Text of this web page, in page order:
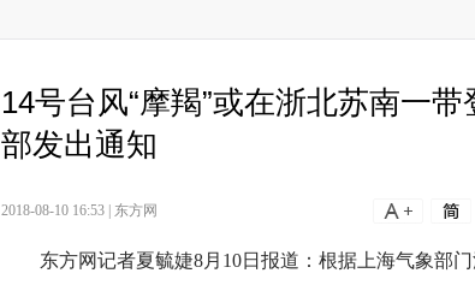
14号台风“摩羯”或在浙北苏南一
部发出通知
2018-08-10 16:53 东方网
东方网记者夏毓婕8月10日报道：根据上海气象部